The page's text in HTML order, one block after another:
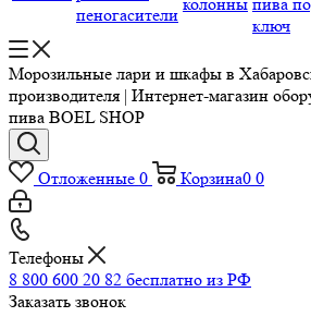
пеногасители
ключ
Морозильные лари и шкафы в
производителя | Интернет-магазин
пива BOEL SHOP
Отложенные 0 Корзина0 0
Телефоны
8 800 600 20 82 бесплатно из РФ
Заказать звонок